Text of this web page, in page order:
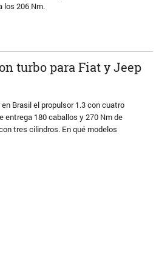
los 206 Nm.
turbo para Fiat y Jeep
Brasil el propulsor 1.3 con cuatro
entrega 180 caballos y 270 Nm de
tres cilindros. En qué modelos